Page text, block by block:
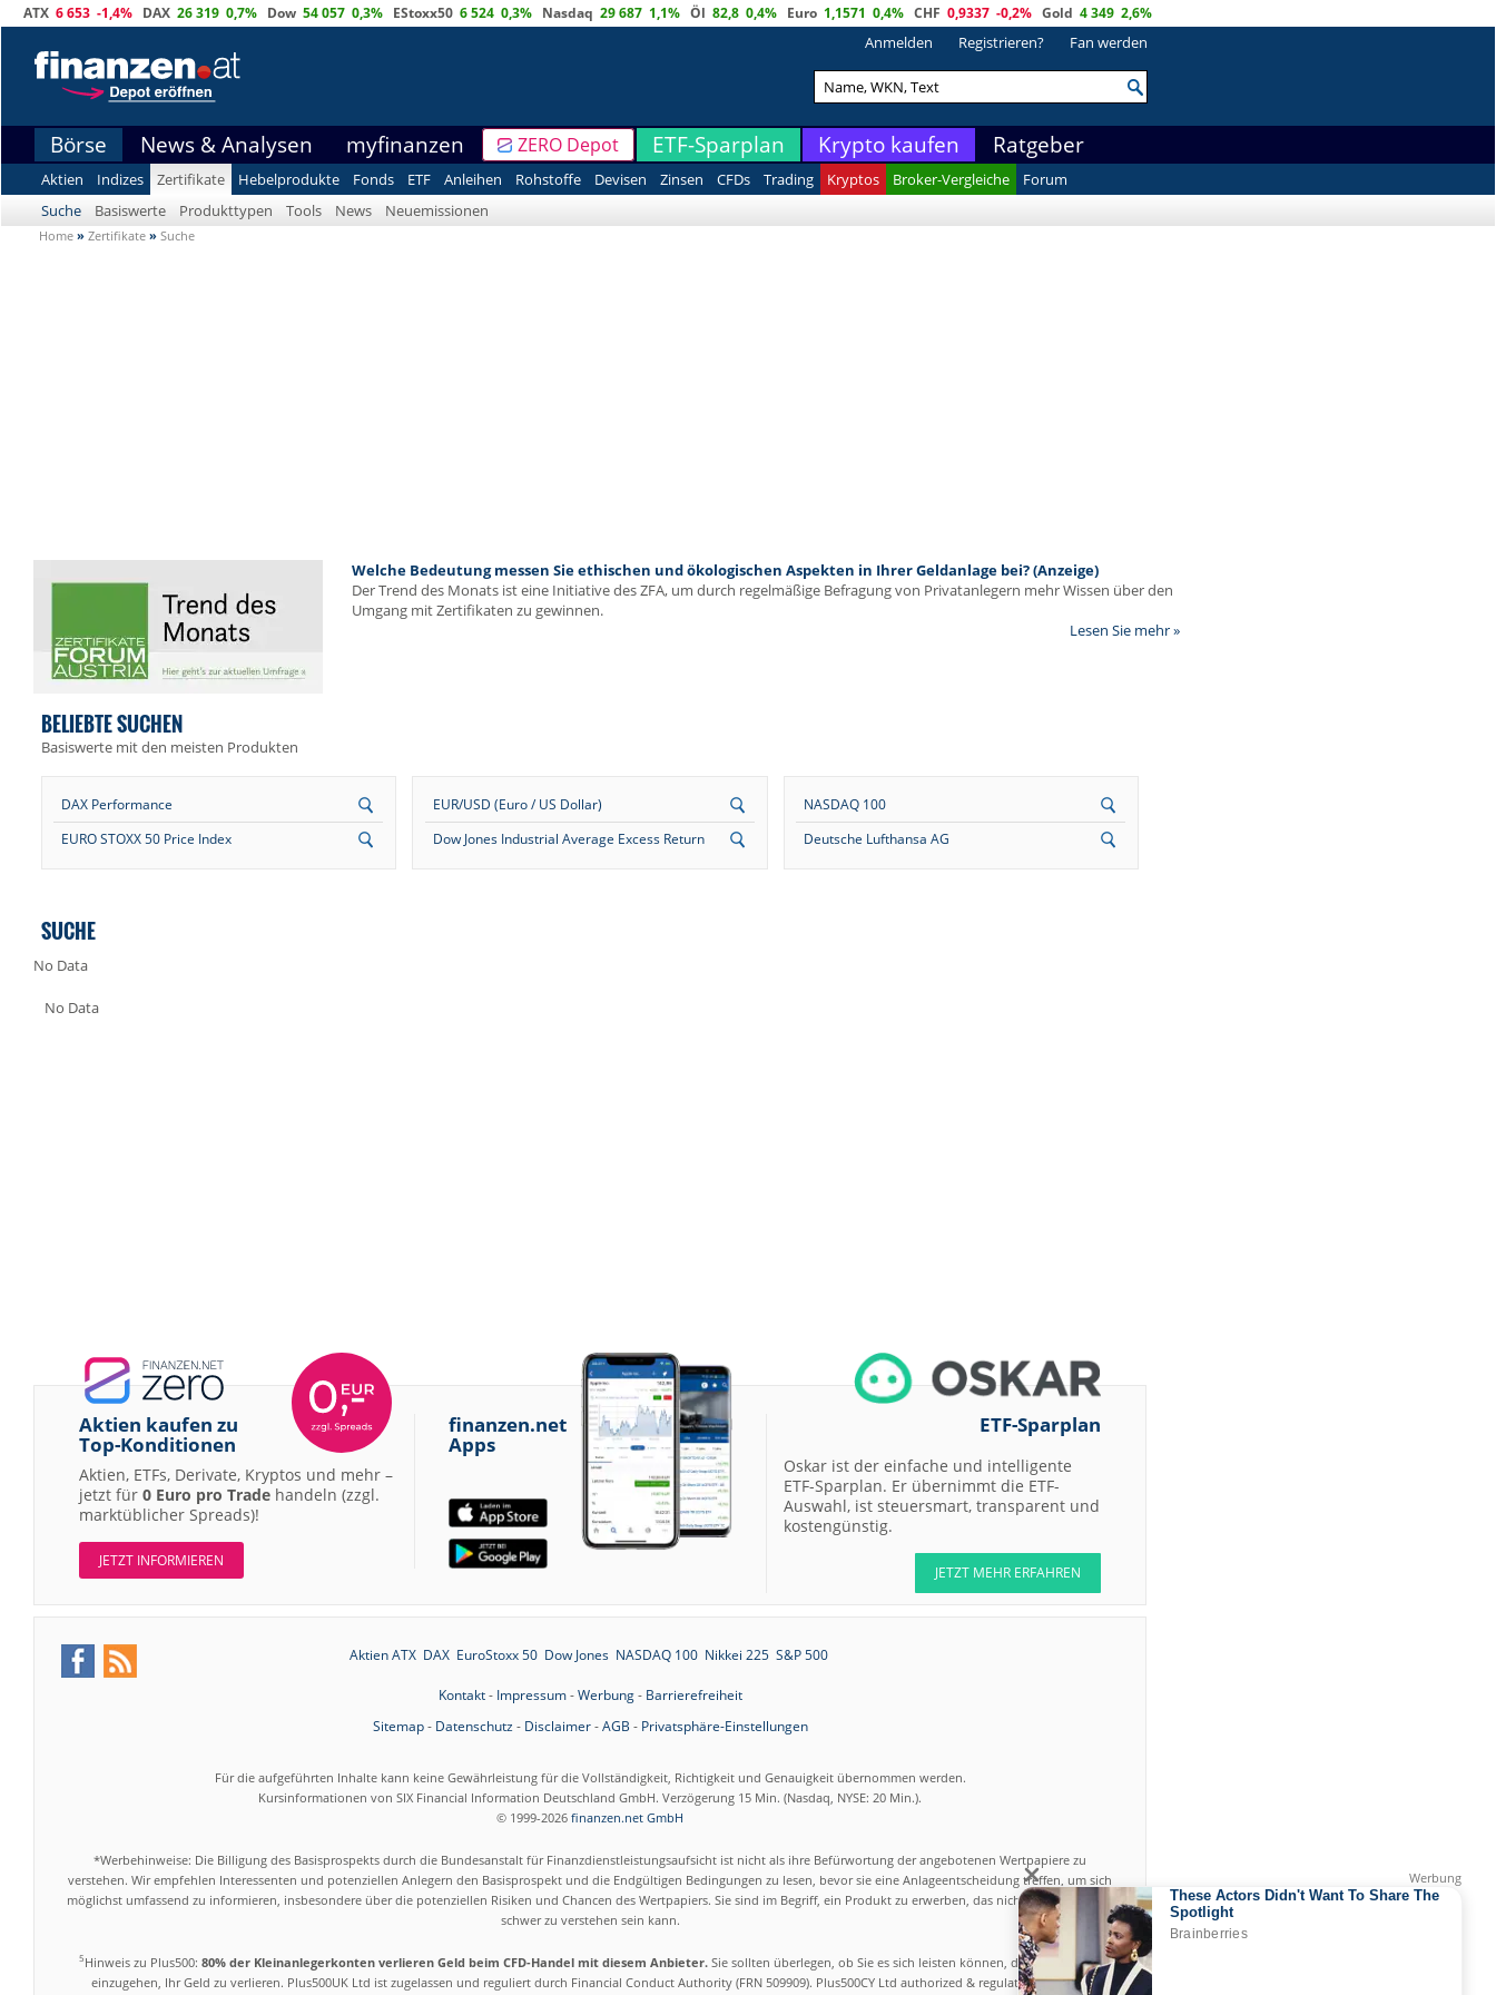
ATX 6 653 -1,4% DAX 26 319 0,7% Dow 54 057 0,3% EStoxx50 6 524 0,3% Nasdaq 29 687 1,1% Öl 82,8 0,4% Euro 1,1571 0,4% CHF 0,9337 -0,2% Gold 4 349 2,6%
Anmelden Registrieren? Fan werden
Börse News & Analysen myfinanzen ZERO Depot ETF-Sparplan Krypto kaufen Ratgeber
Aktien Indizes Zertifikate Hebelprodukte Fonds ETF Anleihen Rohstoffe Devisen Zinsen CFDs Trading Kryptos Broker-Vergleiche
Forum
Suche
Basiswerte Produkttypen Tools News Neuemissionen
Home » Zertifikate » Suche
Welche Bedeutung messen Sie ethischen und ökologischen Aspekten in Ihrer Geldanlage bei? (Anzeige)
Der Trend des Monats ist eine Initiative des ZFA, um durch regelmäßige Befragung von Privatanlegern mehr Wissen über den
Umgang mit Zertifikaten zu gewinnen.
Lesen Sie mehr »
BELIEBTE SUCHEN
Basiswerte mit den meisten Produkten
DAX Performance
EURO STOXX 50 Price Index
EUR/USD (Euro / US Dollar)
Dow Jones Industrial Average Excess Return
NASDAQ 100
Deutsche Lufthansa AG
SUCHE
No Data
No Data
Aktien kaufen zu
Top-Konditionen
Aktien, ETFs, Derivate, Kryptos und mehr –
jetzt für 0 Euro pro Trade handeln (zzgl.
marktüblicher Spreads)!
JETZT INFORMIEREN
finanzen.net
Apps
ETF-Sparplan
Oskar ist der einfache und intelligente
ETF-Sparplan. Er übernimmt die ETF-
Auswahl, ist steuersmart, transparent und
kostengünstig.
JETZT MEHR ERFAHREN
Aktien ATX DAX EuroStoxx 50 Dow Jones NASDAQ 100 Nikkei 225 S&P 500
Kontakt- Impressum-Werbung- Barrierefreiheit
Sitemap- Datenschutz- Disclaimer-AGB - Privatsphäre-Einstellungen
Für die aufgeführten Inhalte kann keine Gewährleistung für die Vollständigkeit, Richtigkeit und Genauigkeit übernommen werden.
Kursinformationen von SIX Financial Information Deutschland GmbH. Verzögerung 15 Min. (Nasdaq, NYSE: 20 Min.).
© 1999-2026 finanzen.net GmbH
*Werbehinweise: Die Billigung des Basisprospekts durch die Bundesanstalt für Finanzdienstleistungsaufsicht ist nicht als ihre Befürwortung der angebotenen Wertpapiere zu
verstehen. Wir empfehlen Interessenten und potenziellen Anlegern den Basisprospekt und die Endgültigen Bedingungen zu lesen, bevor sie eine Anlageentscheidung treffen, um sich
möglichst umfassend zu informieren, insbesondere über die potenziellen Risiken und Chancen des Wertpapiers. Sie sind im Begriff, ein Produkt zu erwerben, das nicht einfach ist und
schwer zu verstehen sein kann.
5Hinweis zu Plus500: 80% der Kleinanlegerkonten verlieren Geld beim CFD-Handel mit diesem Anbieter.Sie sollten überlegen, ob Sie es sich leisten können, das hohe Risiko
einzugehen, Ihr Geld zu verlieren. Plus500UK Ltd ist zugelassen und reguliert durch Financial Conduct Authority (FRN 509909). Plus500CY Ltd authorized & regulated by CySEC